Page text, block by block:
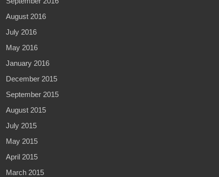
August 2016
July 2016
May 2016
January 2016
December 2015
September 2015
August 2015
July 2015
May 2015
April 2015
March 2015